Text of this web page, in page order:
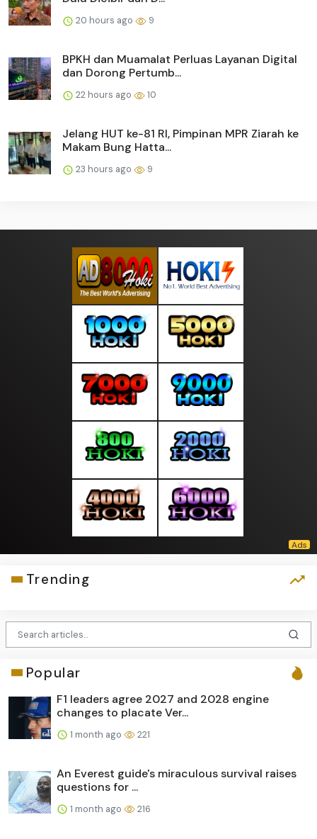
20 hours ago 9
BPKH dan Muamalat Perluas Layanan Digital
dan Dorong Pertumb...
22 hours ago 10
Jelang HUT ke-81 RI, Pimpinan MPR Ziarah ke
Makam Bung Hatta...
23 hours ago 9
Trending
Popular
F1 leaders agree 2027 and 2028 engine
changes to placate Ver...
1 month ago 221
An Everest guide's miraculous survival raises
questions for ...
1 month ago 216